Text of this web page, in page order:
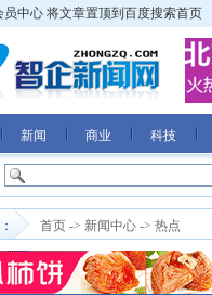
员中心 将文章置顶到百度搜索首页
新闻 商业 科技
首页 -> 新闻中心 -> 热点